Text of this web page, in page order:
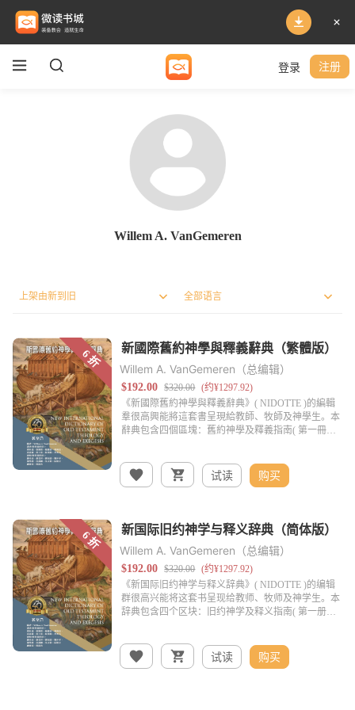
登录 注册
Willem A. VanGemeren
Willem A. VanGemeren（总编辑）
试读 购买
Willem A. VanGemeren（总编辑）
试读 购买